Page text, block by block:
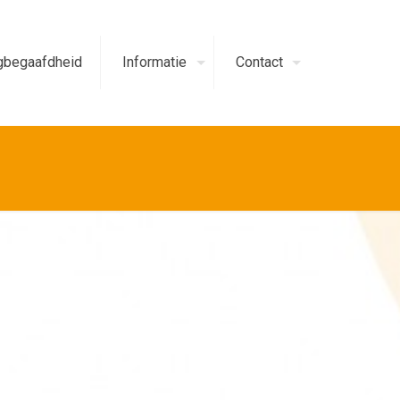
Informatie Contact